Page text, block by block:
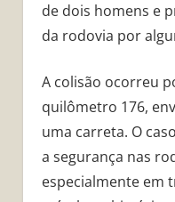
de dois homens e
da rodovia por
A colisão ocorreu
quilômetro 176,
uma carreta. O
a segurança nas
especialmente em